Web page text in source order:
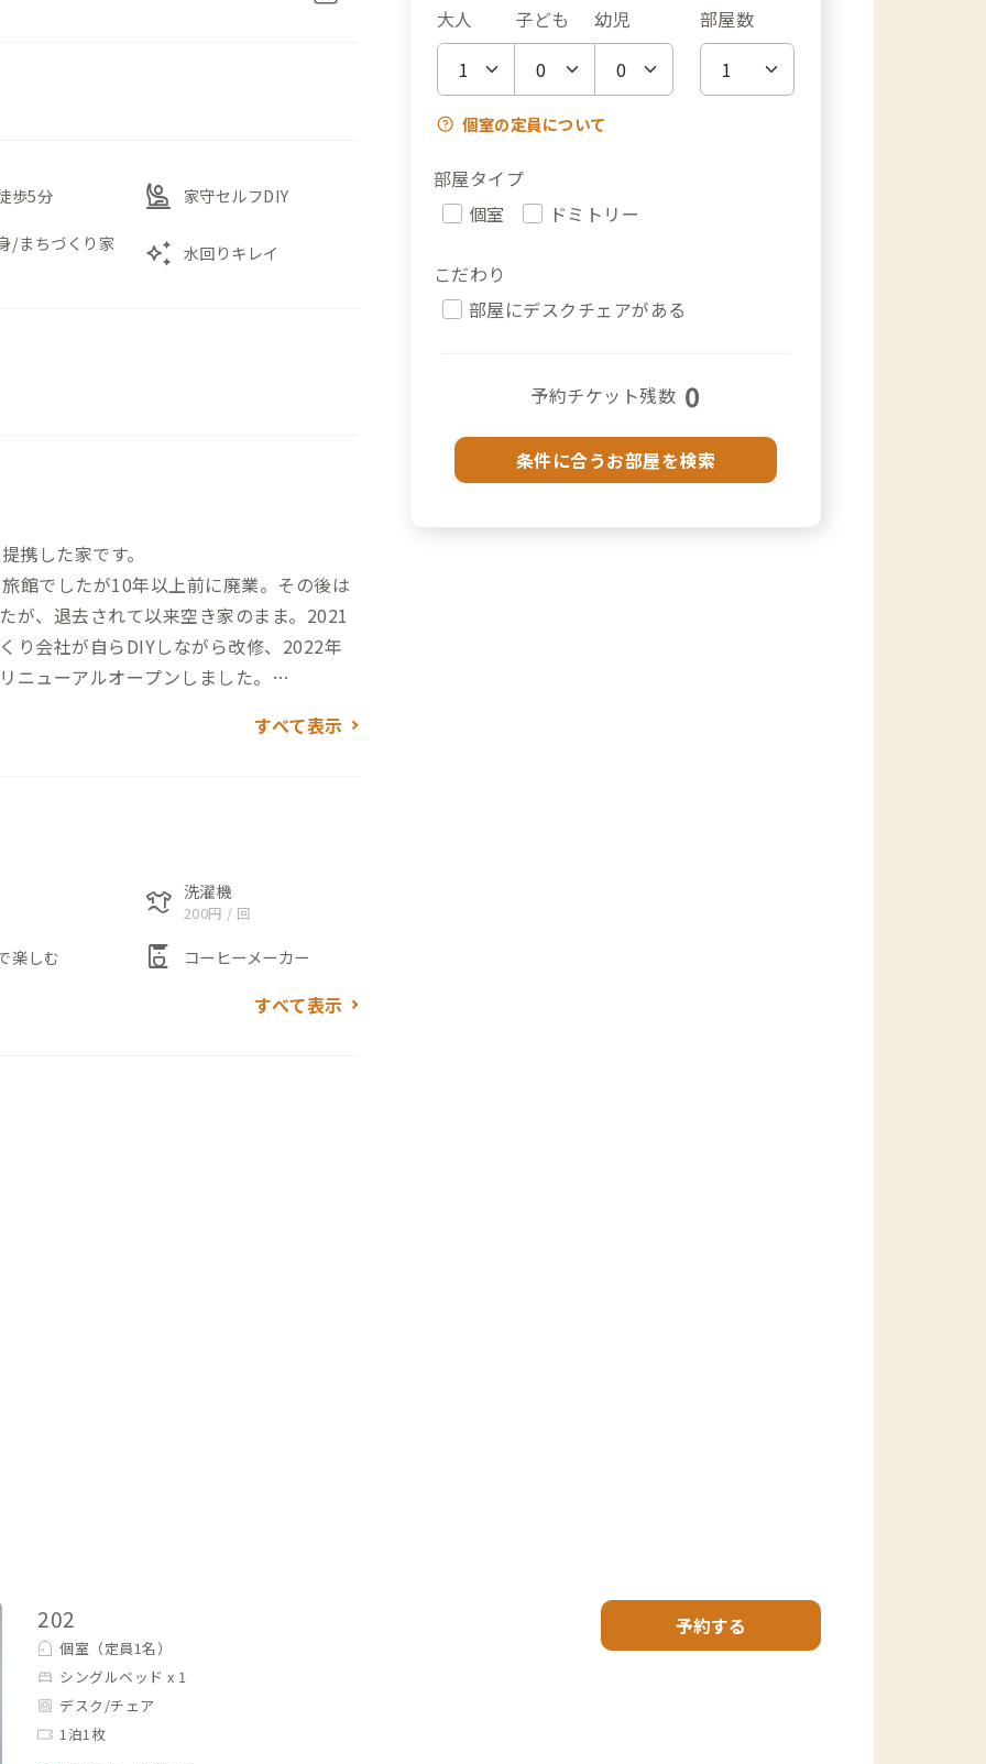
歩5分 person_raised_hand 家守セルフDIY
/まちづくり家 auto_awesome 水回りキレイ
携した家です。
館でしたが10年以上前に廃業。その後は
が、退去されて以来空き家のまま。2021
り会社が自らDIYしながら改修、2022年
ューアルオープンしました。
知り合いのお知り合いまでのクローズド
うなスペースにもなっています。おし
スペース。お気に入りの場所を見つけ
3つ。インテリアやその壁紙も楽しみた
すべて表示
laundry 洗濯機
200円 / 回
楽しむ coffee_maker コーヒーメーカー
すべて表示
大人 子ども 幼児 部屋数
個室の定員について
部屋タイプ
個室
ドミトリー
こだわり
部屋にデスクチェアがある
予約チケット残数 0
条件に合うお部屋を検索
202
個室（定員1名）
シングルベッド x 1
デスク/チェア
1泊1枚
予約する